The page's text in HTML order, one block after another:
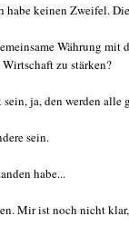
habe keinen Zweifel.
Währung mit
zu stärken?
ja, den werden alle
sein.
habe...
Mir ist noch nicht